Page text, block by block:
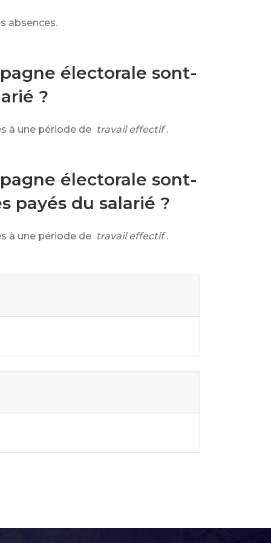
absences.
électorale sont-
?
à une période de travail effectif .
électorale sont-
payés du salarié ?
à une période de travail effectif .